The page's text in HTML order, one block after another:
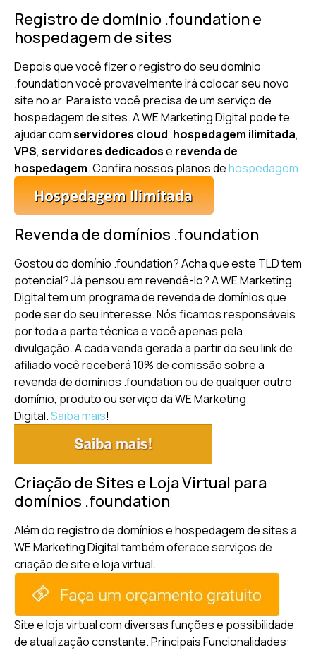
Registro de domínio .foundation e
hospedagem de sites
Depois que você fizer o registro do seu domínio
.foundation você provavelmente irá colocar seu novo
site no ar. Para isto você precisa de um serviço de
hospedagem de sites. A WE Marketing Digital pode te
ajudar comservidores cloud, hospedagem ilimitada,
VPS, servidores dedicadose revenda de
hospedagem. Confira nossos planos dehospedagem.
Revenda de domínios .foundation
Gostou do domínio .foundation? Acha que este TLD tem
potencial? Já pensou em revendê-lo? A WE Marketing
Digital tem um programa de revenda de domínios que
pode ser do seu interesse. Nós ficamos responsáveis
por toda a parte técnica e você apenas pela
divulgação. A cada venda gerada a partir do seu link de
afiliado você receberá 10% de comissão sobre a
revenda de domínios .foundation ou de qualquer outro
domínio, produto ou serviço da WE Marketing
Digital.Saiba mais!
Criação de Sites e Loja Virtual para
domínios .foundation
Além do registro de domínios e hospedagem de sites a
WE Marketing Digital também oferece serviços de
criação de site e loja virtual.
Site e loja virtual com diversas funções e possibilidade
de atualização constante.Principais Funcionalidades: